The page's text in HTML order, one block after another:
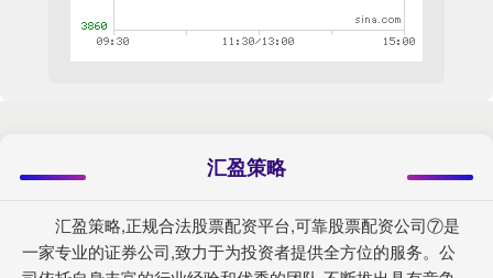
汇盈策略
汇盈策略,正规合法股票配资平台,可靠股票配资公司⑦是
一家专业的证券公司,致力于为投资者提供全方位的服务。公